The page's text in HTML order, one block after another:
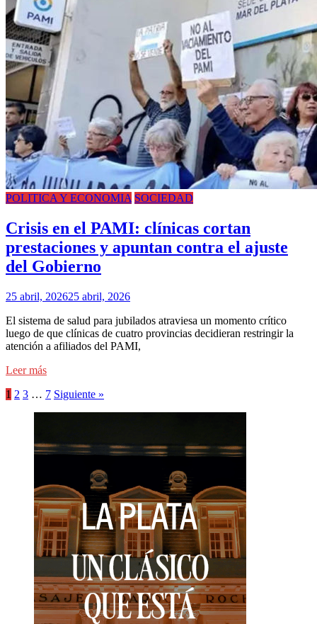
POLITICA Y ECONOMIA SOCIEDAD
Crisis en el PAMI: clínicas cortan
prestaciones y apuntan contra el ajuste
del Gobierno
25 abril, 202625 abril, 2026
El sistema de salud para jubilados atraviesa un momento crítico
luego de que clínicas de cuatro provincias decidieran restringir la
atención a afiliados del PAMI,
Leer más
1 2 3 … 7 Siguiente »